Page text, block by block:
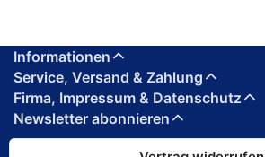
Informationen
Service, Versand & Zahlung
Firma, Impressum & Datenschutz
Newsletter abonnieren